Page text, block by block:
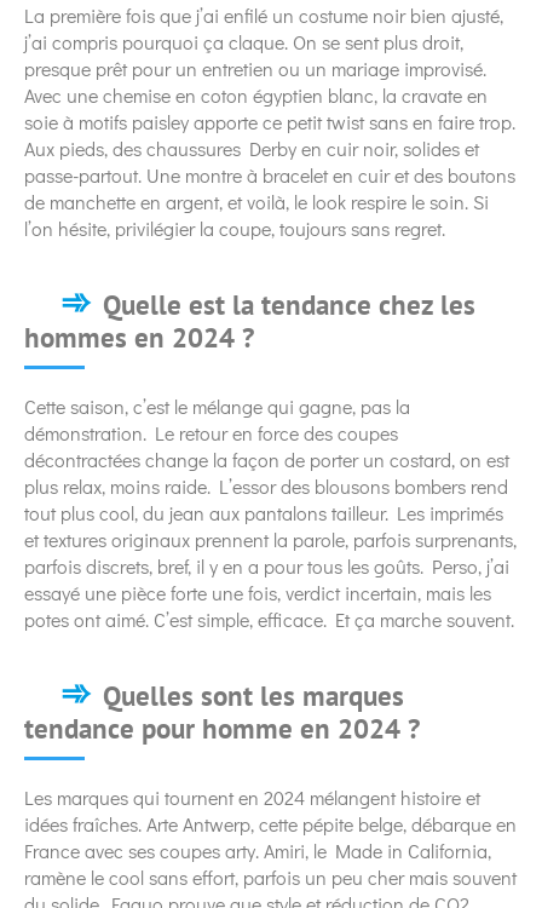
La première fois que j’ai enfilé un costume noir bien ajusté,
j’ai compris pourquoi ça claque. On se sent plus droit,
presque prêt pour un entretien ou un mariage improvisé.
Avec une chemise en coton égyptien blanc, la cravate en
soie à motifs paisley apporte ce petit twist sans en faire trop.
Aux pieds, des chaussures Derby en cuir noir, solides et
passe-partout. Une montre à bracelet en cuir et des boutons
de manchette en argent, et voilà, le look respire le soin. Si
l’on hésite, privilégier la coupe, toujours sans regret.
Quelle est la tendance chez les
hommes en 2024 ?
Cette saison, c’est le mélange qui gagne, pas la
démonstration. Le retour en force des coupes
décontractées change la façon de porter un costard, on est
plus relax, moins raide. L’essor des blousons bombers rend
tout plus cool, du jean aux pantalons tailleur. Les imprimés
et textures originaux prennent la parole, parfois surprenants,
parfois discrets, bref, il y en a pour tous les goûts. Perso, j’ai
essayé une pièce forte une fois, verdict incertain, mais les
potes ont aimé. C’est simple, efficace. Et ça marche souvent.
Quelles sont les marques
tendance pour homme en 2024 ?
Les marques qui tournent en 2024 mélangent histoire et
idées fraîches. Arte Antwerp, cette pépite belge, débarque en
France avec ses coupes arty. Amiri, le Made in California,
ramène le cool sans effort, parfois un peu cher mais souvent